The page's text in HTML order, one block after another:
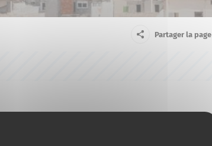
Partager la page